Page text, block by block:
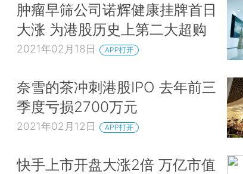
肿瘤早筛公司诺辉健康挂牌首日
大涨 为港股历史上第二大超购
2021年02月18日 APP打开
奈雪的茶冲刺港股IPO 去年前三
季度亏损2700万元
2021年02月12日 APP打开
快手上市开盘大涨2倍 万亿市值